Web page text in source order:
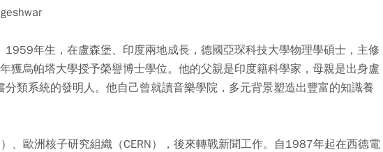
1959年生，在盧森堡、印度兩地成長，德國亞琛科技大學物理學碩士，主修
獲烏帕塔大學授予榮譽博士學位。他的父親是印度籍科學家，母親是出身盧
類系統的發明人。他自己曾就讀音樂學院，多元背景塑造出豐富的知識養
、歐洲核子研究組織（CERN），後來轉戰新聞工作。自1987年起在西德電